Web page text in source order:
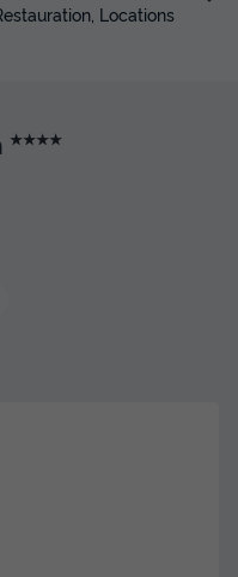
- Mobile-Home
Home SARIMENDI**** 6
Locations
★★★★